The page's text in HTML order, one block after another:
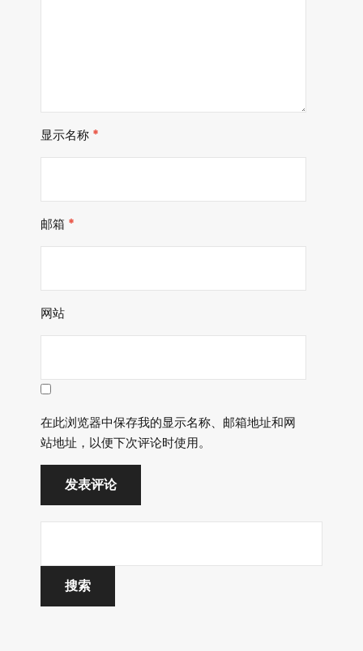
显示名称 *
邮箱 *
网站
在此浏览器中保存我的显示名称、邮箱地址和网
站地址，以便下次评论时使用。